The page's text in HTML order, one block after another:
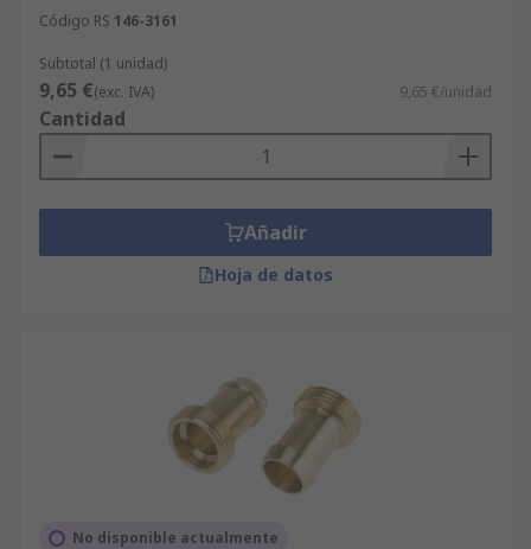
Código RS 146-3161
Subtotal (1 unidad)
9,65 €(exc. IVA) 9,65 €/unidad
Cantidad
Añadir
Hoja de datos
No disponible actualmente